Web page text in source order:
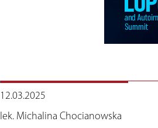
12.03.2025
lek. Michalina Chocianowska